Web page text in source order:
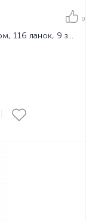
0
Ланцюг велосипедний KMC Z9 з замком, 116 ланок, 9 зірок